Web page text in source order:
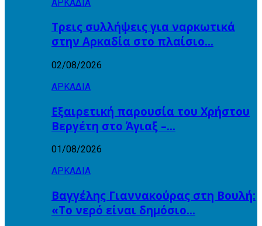
ΑΡΚΑΔΙΑ
Τρεις συλλήψεις για ναρκωτικά
στην Αρκαδία στο πλαίσιο…
02/08/2026
ΑΡΚΑΔΙΑ
Εξαιρετική παρουσία του Χρήστου
Βεργέτη στο Άγιαξ –…
01/08/2026
ΑΡΚΑΔΙΑ
Βαγγέλης Γιαννακούρας στη Βουλή:
«Το νερό είναι δημόσιο…